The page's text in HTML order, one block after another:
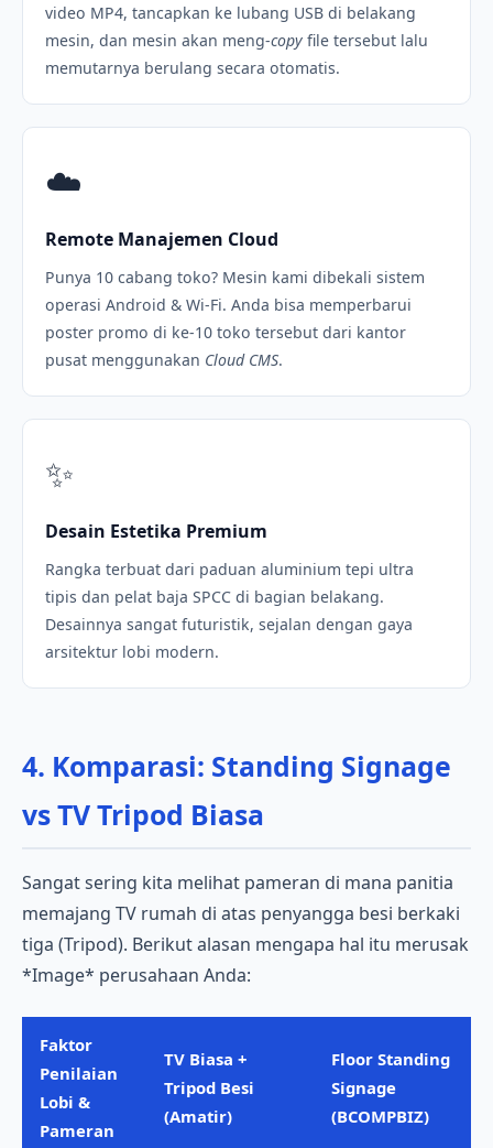
video MP4, tancapkan ke lubang USB di belakang
mesin, dan mesin akan meng-copy file tersebut lalu
memutarnya berulang secara otomatis.
☁️
Remote Manajemen Cloud
Punya 10 cabang toko? Mesin kami dibekali sistem
operasi Android & Wi-Fi. Anda bisa memperbarui
poster promo di ke-10 toko tersebut dari kantor
pusat menggunakan Cloud CMS.
✨
Desain Estetika Premium
Rangka terbuat dari paduan aluminium tepi ultra
tipis dan pelat baja SPCC di bagian belakang.
Desainnya sangat futuristik, sejalan dengan gaya
arsitektur lobi modern.
4. Komparasi: Standing Signage
vs TV Tripod Biasa
Sangat sering kita melihat pameran di mana panitia
memajang TV rumah di atas penyangga besi berkaki
tiga (Tripod). Berikut alasan mengapa hal itu merusak
*Image* perusahaan Anda:
Faktor
Penilaian
Lobi &
Pameran
TV Biasa +
Tripod Besi
(Amatir)
Floor Standing
Signage
(BCOMPBIZ)